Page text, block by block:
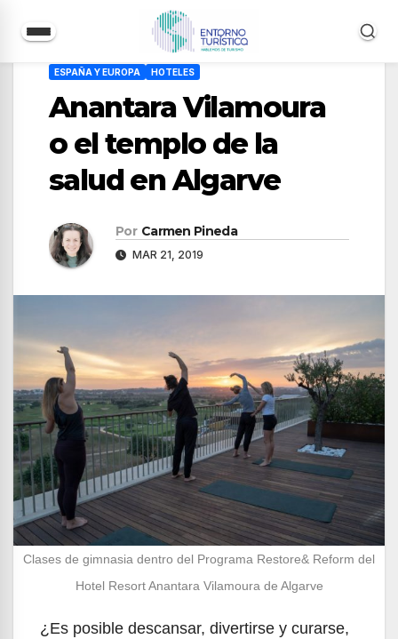
contenido
ESPAÑA Y EUROPA HOTELES
Anantara Vilamoura
o el templo de la
salud en Algarve
Por Carmen Pineda
MAR 21, 2019
Clases de gimnasia dentro del Programa Restore& Reform del
Hotel Resort Anantara Vilamoura de Algarve
¿Es posible descansar, divertirse y curarse,